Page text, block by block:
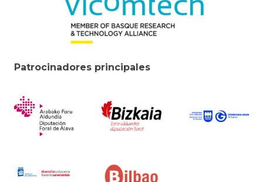
Patrocinadores principales